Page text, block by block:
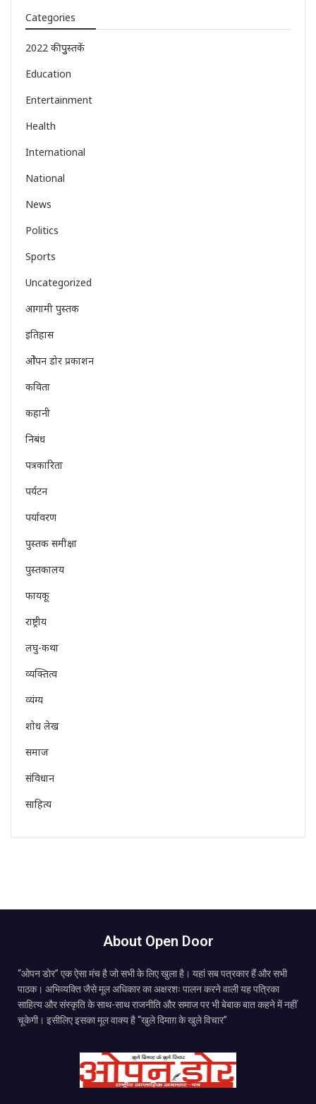
Categories
2022 की पुुस्तकें
Education
Entertainment
Health
International
National
News
Politics
Sports
Uncategorized
आगामी पुस्तक
इतिहास
ओेपन डोर प्रकाशन
कविता
कहानी
निबंध
पत्रकारिता
पर्यटन
पर्यावरण
पुस्तक समीक्षा
पुस्तकालय
फायकू
राष्ट्रीय
लघु-कथा
व्यक्तित्व
व्यंग्य
शोध लेख
समाज
संविधान
साहित्य
About Open Door
“ओपन डोर” एक ऐसा मंच है जो सभी के लिए खुला है। यहां सब पत्रकार हैं और सभी
पाठक। अभिव्यक्ति जैसे मूल अधिकार का अक्षरशः पालन करने वाली यह पत्रिका
साहित्य और संस्कृति के साथ-साथ राजनीति और समाज पर भी बेबाक बात कहने में नहीं
चूकेगी। इसीलिए इसका मूल वाक्य है “खुले दिमाग़ के खुले विचार”